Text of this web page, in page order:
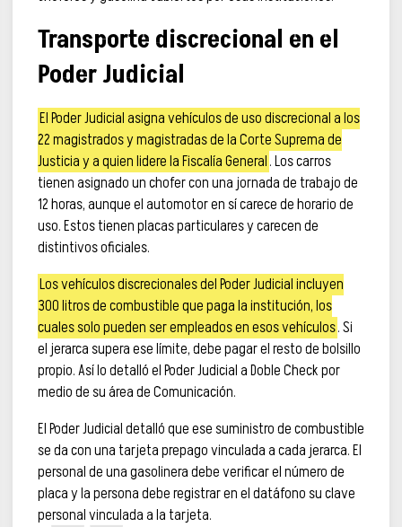
Transporte discrecional en el
Poder Judicial
El Poder Judicial asigna vehículos de uso discrecional a los
22 magistrados y magistradas de la Corte Suprema de
Justicia y a quien lidere la Fiscalía General. Los carros
tienen asignado un chofer con una jornada de trabajo de
12 horas, aunque el automotor en sí carece de horario de
uso. Estos tienen placas particulares y carecen de
distintivos oficiales.
Los vehículos discrecionales del Poder Judicial incluyen
300 litros de combustible que paga la institución, los
cuales solo pueden ser empleados en esos vehículos. Si
el jerarca supera ese límite, debe pagar el resto de bolsillo
propio. Así lo detalló el Poder Judicial a Doble Check por
medio de su área de Comunicación.
El Poder Judicial detalló que ese suministro de combustible
se da con una tarjeta prepago vinculada a cada jerarca. El
personal de una gasolinera debe verificar el número de
placa y la persona debe registrar en el datáfono su clave
personal vinculada a la tarjeta.